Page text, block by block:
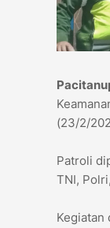
(23/2/
Patroli
TNI,
Kegiatan